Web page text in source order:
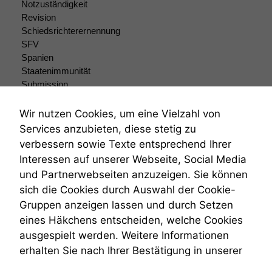
Notzuständigkeit
Revision
Schiedsrichterernennung
SFV
Spanien
Staatenimmunität
Submission
Teilungsklage
Venezuela
VRK
Wiederherstellungsanordnung
Zivilprozessordnung
ZPO
Zustellfiktion
Zuständigkeit
Öffentliches Personalrecht
Öffentlichkeitsprinzip
Wir nutzen Cookies, um eine Vielzahl von
Services anzubieten, diese stetig zu
verbessern sowie Texte entsprechend Ihrer
Interessen auf unserer Webseite, Social Media
und Partnerwebseiten anzuzeigen. Sie können
sich die Cookies durch Auswahl der Cookie-
Gruppen anzeigen lassen und durch Setzen
eines Häkchens entscheiden, welche Cookies
ausgespielt werden. Weitere Informationen
erhalten Sie nach Ihrer Bestätigung in unserer
Einige
Funktionen auf
dieser Website
sind optional.
Wenn Sie
diese Option
deaktivieren,
kann die
Website nicht
zu 100%
funktionieren.